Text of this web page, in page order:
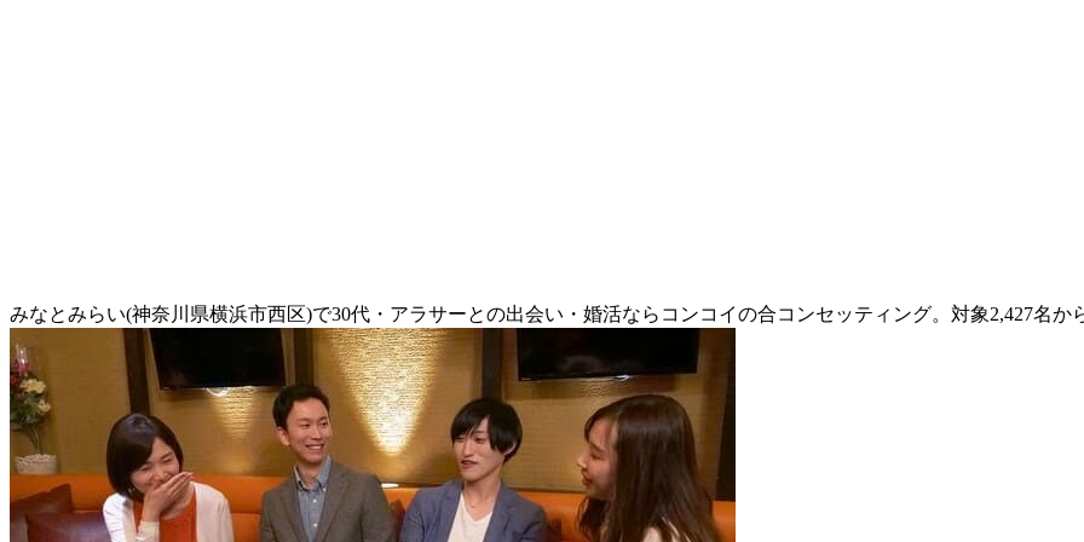
みなとみらい(神奈川県横浜市西区)で30代・アラサーとの出会い・婚活ならコンコイの合コンセッティング。対象2,427名か